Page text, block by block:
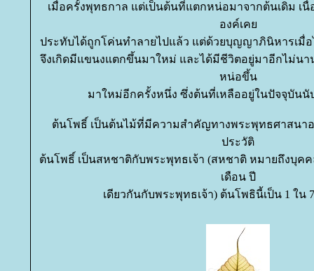
เมื่อครั้งพุทธกาล แต่เป็นต้นที่แตกหน่อมาจากต้นเดิม เ
องค์เค
ประทับได้ถูกโค่นทำลายไปแล้ว แต่ด้วยบุญญาภินิหารเมื่
จึงเกิดมีแขนงแตกขึ้นมาใหม่ และได้มีชีวิตอยู่มาอีกไม่น
หน่อขึ้น
มาใหม่อีกครั้งหนึ่ง ซึ่งต้นที่เหลืออยู่ในปัจจุบันนั
ต้นโพธิ์ เป็นต้นไม้ที่มีความสำคัญทางพระพุทธศาสนา
ประวัติ
ต้นโพธิ์ เป็นสหชาติกับพระพุทธเจ้า (สหชาติ หมายถึงบุค
เดือน ปี
เดียวกันกับพระพุทธเจ้า) ต้นโพธินี้เป็น 1 ใน